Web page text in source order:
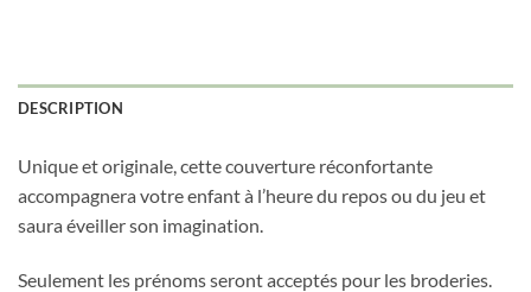
DESCRIPTION
Unique et originale, cette couverture réconfortante
accompagnera votre enfant à l’heure du repos ou du jeu et
saura éveiller son imagination.
Seulement les prénoms seront acceptés pour les broderies.
Obtenez un 10% de rabais sur votre
prochaine commande en vous inscrivant à
notre infolettre!
Courriel